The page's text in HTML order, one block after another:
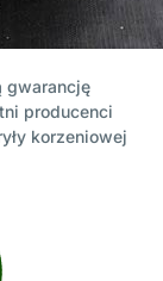
gwarancję
producenci
korzeniowej